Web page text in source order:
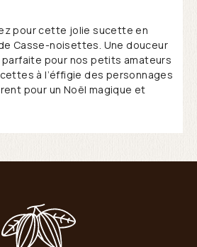
pour cette jolie sucette en
Casse-noisettes. Une douceur
pour nos petits amateurs
à l’éffigie des personnages
pour un Noël magique et